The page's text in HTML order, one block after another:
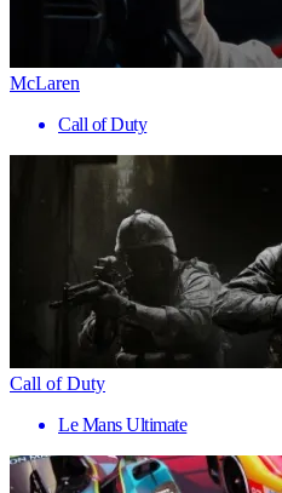
McLaren
Call of Duty
Call of Duty
Le Mans Ultimate